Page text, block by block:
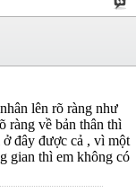
lên rõ ràng như
ràng về bản thân thì
đây được cả , vì một
gian thì em không có